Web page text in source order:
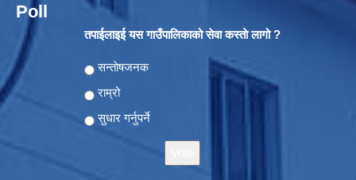
Poll
तपाईलाइई यस गाउँपालिकाको सेवा कस्ताे लागो ?
Choices
सन्ताेषजनक
राम्रो
सुधार गर्नुपर्ने